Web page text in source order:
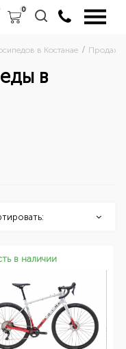
0
в Костанае Продажа
в
в наличии